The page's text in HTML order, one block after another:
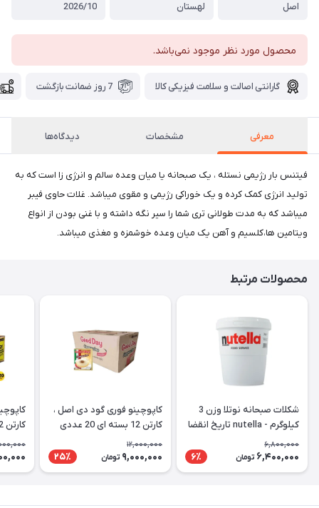
اصل
لهستان
2026/10
محصول مورد نظر موجود نمی‌باشد.
گارانتی اصالت و سلامت فیزیکی کالا 7 روز ضمانت بازگشت
معرفی مشخصات دیدگاه‌ها
فیتنس بار رژیمی نستله ، یک صبحانه یا میان وعده سالم و انرژی زا است که به
تولید انرژی کمک کرده و یک خوراکی رژیمی و مقوی میباشد. غلات حاوی فیبر
میباشد که به مدت طولانی تری شما را سیر نگه داشته و با غنی بودن از انواع
ویتامین ها،کلسیم و آهن یک میان وعده خوشمزه و مغذی میباشد.
محصولات مرتبط
شکلات صبحانه نوتلا وزن 3
کیلوگرم - nutella تاریخ انقضا
2027/06
6,800,000
6,400,000 تومان 6٪
کاپوچینو فوری گود دی اصل ،
کارتن 12 بسته ای 20 عددی
عمده - Good Day
Cappuccino
12,000,000
9,000,000 تومان 25٪